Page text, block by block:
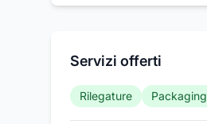
Servizi offerti
Rilegature Packaging